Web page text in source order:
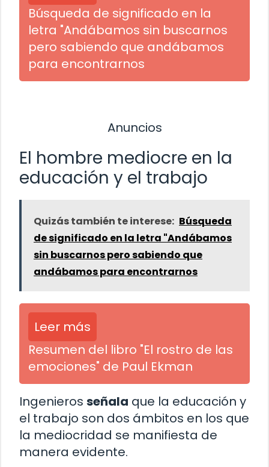
Búsqueda de significado en la
letra "Andábamos sin buscarnos
pero sabiendo que andábamos
para encontrarnos
Anuncios
El hombre mediocre en la
educación y el trabajo
Quizás también te interese: Búsqueda
de significado en la letra "Andábamos
sin buscarnos pero sabiendo que
andábamos para encontrarnos
Leer más
Resumen del libro "El rostro de las
emociones" de Paul Ekman
Ingenieros señala que la educación y
el trabajo son dos ámbitos en los que
la mediocridad se manifiesta de
manera evidente.